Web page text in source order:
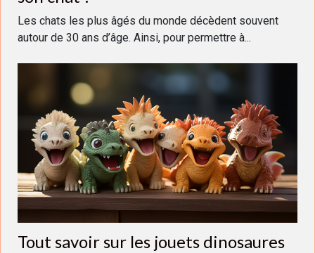
Les chats les plus âgés du monde décèdent souvent
autour de 30 ans d’âge. Ainsi, pour permettre à...
Tout savoir sur les jouets dinosaures